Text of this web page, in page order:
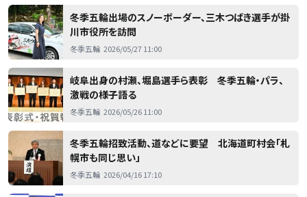
冬季五輪出場のスノーボーダー、三木つばき選手が掛
川市役所を訪問
冬季五輪 2026/05/27 11:00
岐阜出身の村瀬、堀島選手ら表彰 冬季五輪・パラ、
激戦の様子語る
冬季五輪 2026/05/26 11:00
冬季五輪招致活動、道などに要望 北海道町村会「札
幌市も同じ思い」
冬季五輪 2026/04/16 17:10